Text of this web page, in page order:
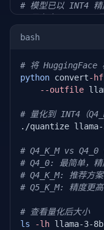
# 模型已以 INT4 精
# 显存占用：FP16
f"模型显
output =
bash
# 将 HuggingFace
python convert-
--outfile
# 量化到 INT4（
./quantize llama-
# Q4_K_M vs Q4_0
# Q4_0: 最简单，精
# Q4_K_M: 推荐方
# Q5_K_M: 精度更
# 查看量化后大小
ls
-lh